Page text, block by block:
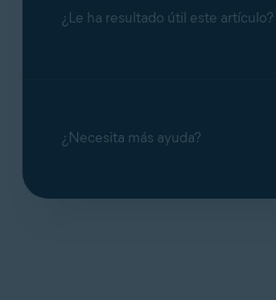
¿Le ha resultado útil este artículo?
¿Necesita más ayuda?